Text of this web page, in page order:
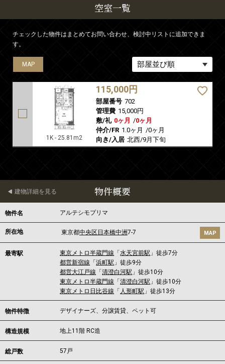
空室一覧
チェックした物件はまとめてお問い合わせ、検討中リストに追加できま
す。
MAP
1K - 25.81m2
115,000円
部屋番号 702
管理費 15,000円
敷/礼 0ヶ月 /0ヶ月
仲介/FR 1.0ヶ月 /0ヶ月
向き/入居 北西/9月下旬
物件概要
建物詳細を見る
物件名 アルテシモプリマ
所在地 東京都中央区 日本橋中洲7-7 MAP
最寄駅 東京メトロ半蔵門線 「水天宮前駅 」徒歩7分
都営新宿線 「浜町駅 」徒歩9分
都営大江戸線 「清澄白河駅 」徒歩10分
東京メトロ半蔵門線 「清澄白河駅 」徒歩10分
東京メトロ日比谷線 「 人形町駅 」徒歩13分
物件特徴 デザイナーズ、分譲賃貸、ペット可
構造規模 地上11階 RC造
総戸数 57戸